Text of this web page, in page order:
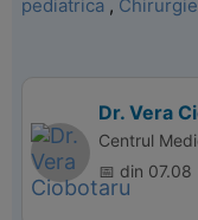
pediatrica ,
Dr. Vera
Centrul
📅 din 07.08